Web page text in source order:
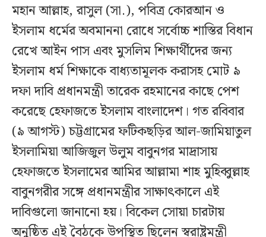
মহান আল্লাহ, রাসুল (সা.), পবিত্র কোরআন ও
ইসলাম ধর্মের অবমাননা রোধে সর্বোচ্চ শাস্তির বিধান
রেখে আইন পাস এবং মুসলিম শিক্ষার্থীদের জন্য
ইসলাম ধর্ম শিক্ষাকে বাধ্যতামূলক করাসহ মোট ৯
দফা দাবি প্রধানমন্ত্রী তারেক রহমানের কাছে পেশ
করেছে হেফাজতে ইসলাম বাংলাদেশ। গত রবিবার
(৯ আগস্ট) চট্টগ্রামের ফটিকছড়ির আল-জামিয়াতুল
ইসলামিয়া আজিজুল উলুম বাবুনগর মাদ্রাসায়
হেফাজতে ইসলামের আমির আল্লামা শাহ মুহিব্বুল্লাহ
বাবুনগরীর সঙ্গে প্রধানমন্ত্রীর সাক্ষাৎকালে এই
দাবিগুলো জানানো হয়। বিকেল সোয়া চারটায়
অনুষ্ঠিত এই বৈঠকে উপস্থিত ছিলেন স্বরাষ্ট্রমন্ত্রী